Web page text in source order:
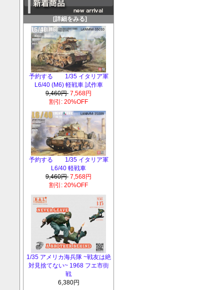
[詳細をみる]
予約する 1/35 イタリア軍
L6/40 (M6) 軽戦車 試作車
9,460円 7,568円
割引: 20%OFF
予約する 1/35 イタリア軍
L6/40 軽戦車
9,460円 7,568円
割引: 20%OFF
1/35 アメリカ海兵隊 ~戦友は絶
対見捨てない~ 1968 フエ市街
戦
6,380円